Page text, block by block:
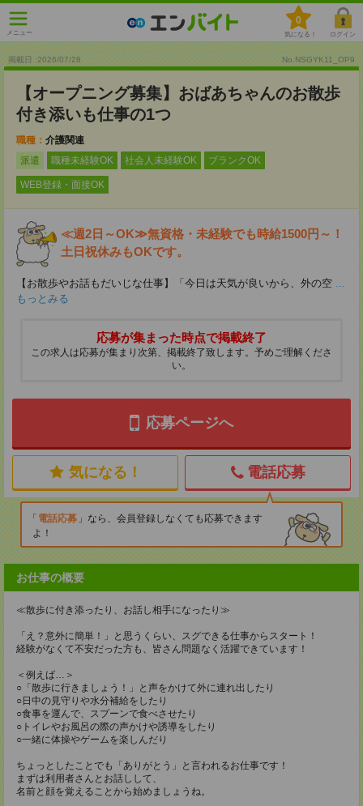
メニュー
0
気になる！ ログイン
掲載日 :2026/07/28 No.NSGYK11_OP9
【オープニング募集】おばあちゃんのお散歩
付き添いも仕事の1つ
職種： 介護関連
派遣
職種未経験OK 社会人未経験OK ブランクOK
WEB登録・面接OK
≪週2日～OK≫無資格・未経験でも時給1500円～！
土日祝休みもOKです。
【お散歩やお話もだいじな仕事】「今日は天気が良いから、外の空 ...
もっとみる
応募が集まった時点で掲載終了
この求人は応募が集まり次第、掲載終了致します。予めご理解くださ
い。
応募ページへ
気になる！ 電話応募
電話応募
なら、会員登録しなくても応募できます
よ！
お仕事の概要
≪散歩に付き添ったり、お話し相手になったり≫
「え？意外に簡単！」と思うくらい、スグできる仕事からスタート！
経験がなくて不安だった方も、皆さん問題なく活躍できています！
＜例えば…＞
○「散歩に行きましょう！」と声をかけて外に連れ出したり
○日中の見守りや水分補給をしたり
○食事を運んで、スプーンで食べさせたり
○トイレやお風呂の際の声かけや誘導をしたり
○一緒に体操やゲームを楽しんだり
ちょっとしたことでも「ありがとう」と言われるお仕事です！
まずは利用者さんとお話しして、
名前と顔を覚えることから始めましょうね。